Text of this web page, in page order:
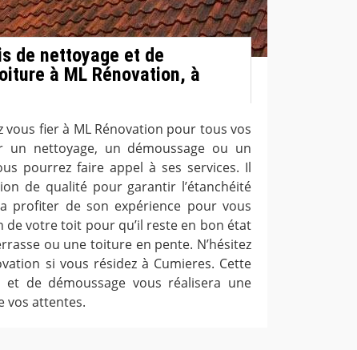
de nettoyage et de
à ML Rénovation, à
vous fier à ML Rénovation pour tous vos
un nettoyage, un démoussage ou un
pourrez faire appel à ses services. Il
de qualité pour garantir l’étanchéité
profiter de son expérience pour vous
de votre toit pour qu’il reste en bon état
ou une toiture en pente. N’hésitez
si vous résidez à Cumieres. Cette
de démoussage vous réalisera une
vos attentes.